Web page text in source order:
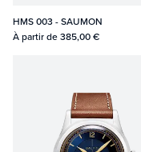
HMS 003 - SAUMON
À partir de385,00 €